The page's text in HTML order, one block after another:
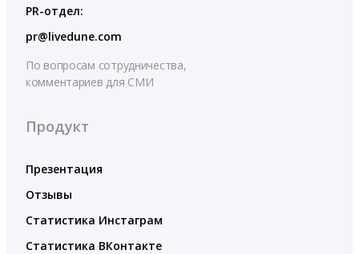
PR-отдел:
pr@livedune.com
По вопросам сотрудничества,
комментариев для СМИ
Продукт
Презентация
Отзывы
Статистика Инстаграм
Статистика ВКонтакте